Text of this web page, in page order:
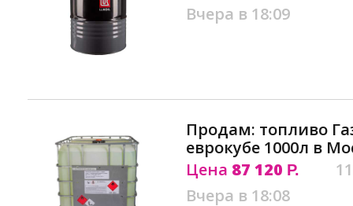
Вчера в 18:09
Продам: топливо
еврокубе 1000л в
Цена 87 120 Р.
Вчера в 18:08